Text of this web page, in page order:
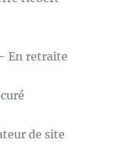
En retraite
de site